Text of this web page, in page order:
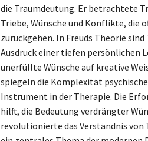
die Traumdeutung. Er betrachtete
Triebe, Wünsche und Konflikte, die
zurückgehen. In Freuds Theorie
Ausdruck einer tiefen persönlichen
unerfüllte Wünsche auf kreative
spiegeln die Komplexität
Instrument in der Therapie. Die
hilft, die Bedeutung verdrängter
revolutionierte das Verständnis